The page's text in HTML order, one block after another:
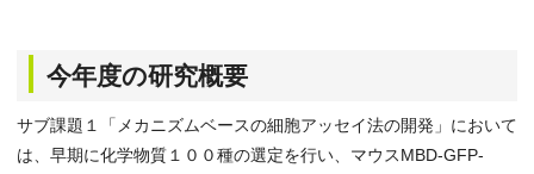
今年度の研究概要
サブ課題１「メカニズムベースの細胞アッセイ法の開発」において
は、早期に化学物質１００種の選定を行い、マウスMBD-GFP-